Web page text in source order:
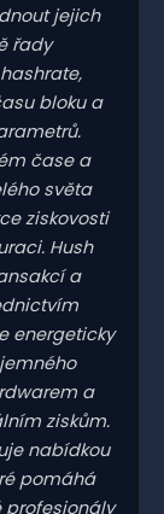
jejich
řady
bloku a
čase a
světa
ziskovosti
Hush
a
energeticky
a
ziskům.
nabídkou
pomáhá
profesionály